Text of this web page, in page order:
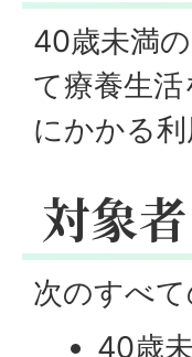
40歳未満
て療養生
にかかる
対象者
次のすべ
40歳